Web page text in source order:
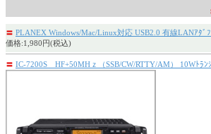
〓 PLANEX Windows/Mac/Linux対応 USB2.0 有線LANｱﾀ
価格:1,980円(税込)
〓 IC-7200S HF+50MHｚ（SSB/CW/RTTY/AM） 10Wﾄﾗﾝ